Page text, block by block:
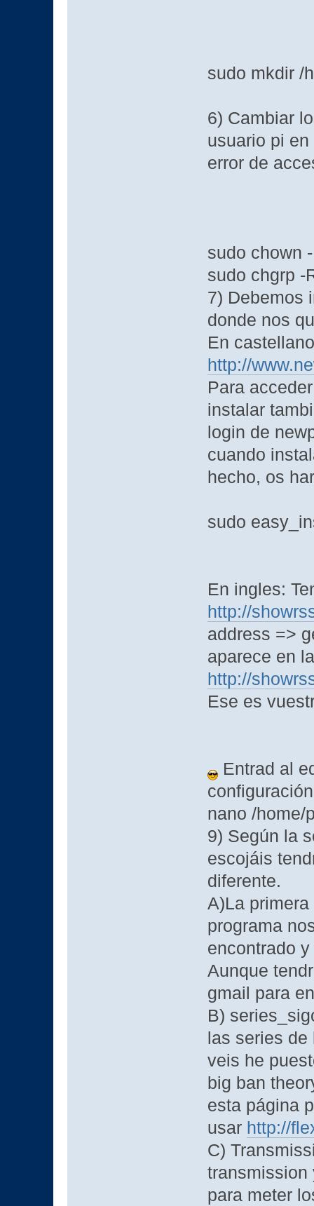
sudo mkdir /
6) Cambiar
usuario pi
error de
sudo chown
sudo chgrp -
7) Debemos
donde nos
En
http://
Para
instalar
login de
cuando
hecho, os
sudo
En ingles:
http://
address =>
aparece en
http://
Ese es
Entrad al
nano /home/
9) Según la
escojáis
diferente.
A)La
programa
encontrado
Aunque
gmail para
B)
las series
veis he
big ban
esta página
usar http://
C)
transmission
para meter